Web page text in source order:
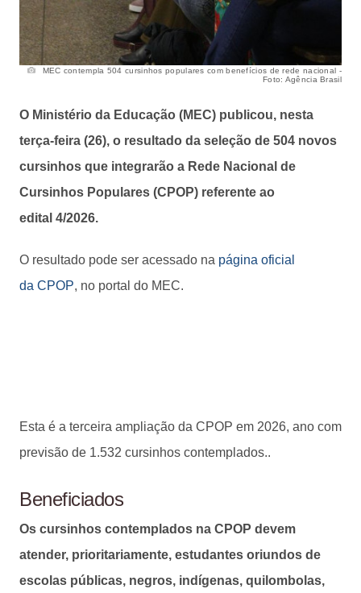
MEC contempla 504 cursinhos populares com benefícios de rede nacional -
Foto: Agência Brasil
O Ministério da Educação (MEC) publicou, nesta
terça-feira (26), o resultado da seleção de 504 novos
cursinhos que integrarão a Rede Nacional de
Cursinhos Populares (CPOP) referente ao
edital 4/2026.
O resultado pode ser acessado na página oficial
da CPOP, no portal do MEC.
Esta é a terceira ampliação da CPOP em 2026, ano com
previsão de 1.532 cursinhos contemplados..
Beneficiados
Os cursinhos contemplados na CPOP devem
atender, prioritariamente, estudantes oriundos de
escolas públicas, negros, indígenas, quilombolas,